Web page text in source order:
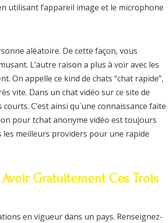
utilisant l’appareil image et le microphone
aléatoire. De cette façon, vous
L’autre raison a plus à voir avec les
On appelle ce kind de chats “chat rapide”,
vite. Dans un chat vidéo sur ce site de
C’est ainsi qu`une connaissance faite
pour tchat anonyme vidéo est toujours
meilleurs providers pour une rapide
Avoir Gratuitement Ces Trois
en vigueur dans un pays. Renseignez-